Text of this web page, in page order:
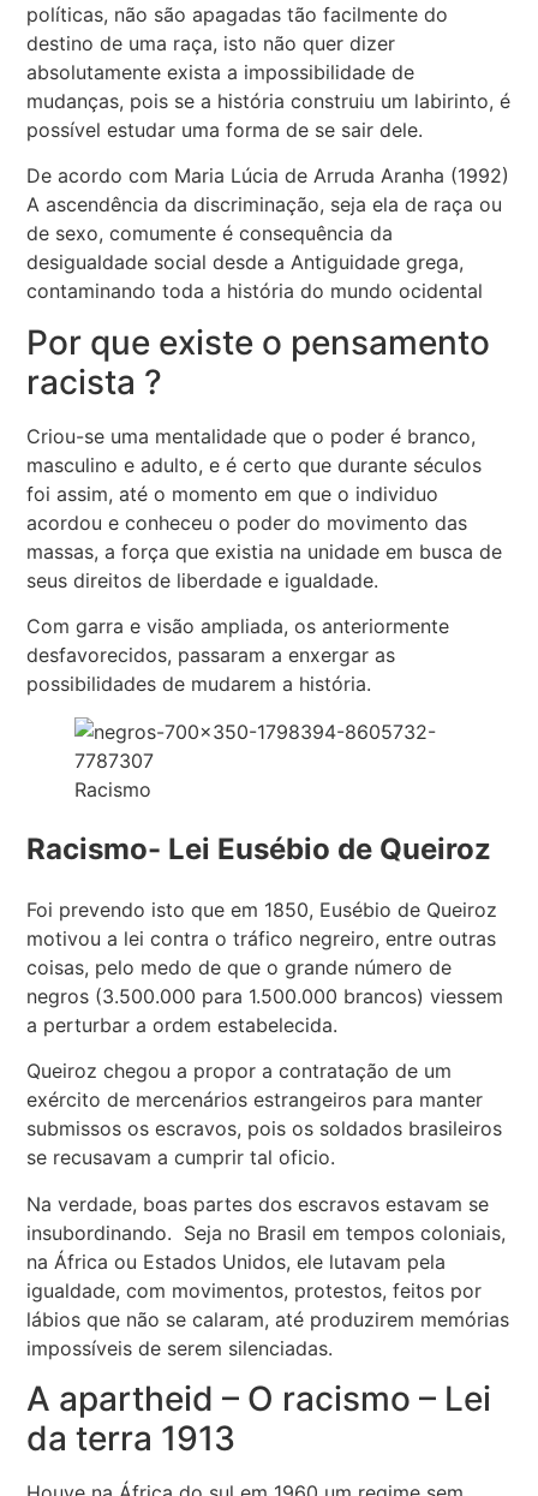
políticas, não são apagadas tão facilmente do
destino de uma raça, isto não quer dizer
absolutamente exista a impossibilidade de
mudanças, pois se a história construiu um labirinto, é
possível estudar uma forma de se sair dele.
De acordo com Maria Lúcia de Arruda Aranha (1992)
A ascendência da discriminação, seja ela de raça ou
de sexo, comumente é consequência da
desigualdade social desde a Antiguidade grega,
contaminando toda a história do mundo ocidental
Por que existe o pensamento
racista ?
Criou-se uma mentalidade que o poder é branco,
masculino e adulto, e é certo que durante séculos
foi assim, até o momento em que o individuo
acordou e conheceu o poder do movimento das
massas, a força que existia na unidade em busca de
seus direitos de liberdade e igualdade.
Com garra e visão ampliada, os anteriormente
desfavorecidos, passaram a enxergar as
possibilidades de mudarem a história.
Racismo
Racismo- Lei Eusébio de Queiroz
Foi prevendo isto que em 1850, Eusébio de Queiroz
motivou a lei contra o tráfico negreiro, entre outras
coisas, pelo medo de que o grande número de
negros (3.500.000 para 1.500.000 brancos) viessem
a perturbar a ordem estabelecida.
Queiroz chegou a propor a contratação de um
exército de mercenários estrangeiros para manter
submissos os escravos, pois os soldados brasileiros
se recusavam a cumprir tal oficio.
Na verdade, boas partes dos escravos estavam se
insubordinando. Seja no Brasil em tempos coloniais,
na África ou Estados Unidos, ele lutavam pela
igualdade, com movimentos, protestos, feitos por
lábios que não se calaram, até produzirem memórias
impossíveis de serem silenciadas.
A apartheid – O racismo – Lei
da terra 1913